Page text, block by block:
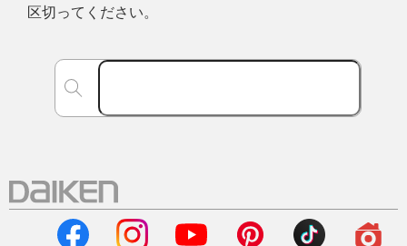
区切ってください。